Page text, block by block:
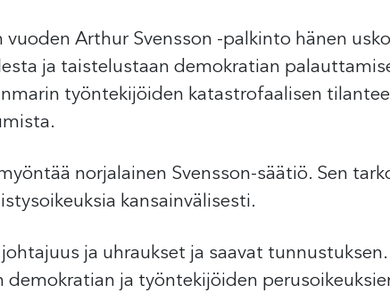
vuoden Arthur Svensson -palkinto hänen
ja taistelustaan demokratian
työntekijöiden katastrofaalisen
norjalainen Svensson-säätiö. Sen
kansainvälisesti.
ja uhraukset ja saavat
demokratian ja työntekijöiden